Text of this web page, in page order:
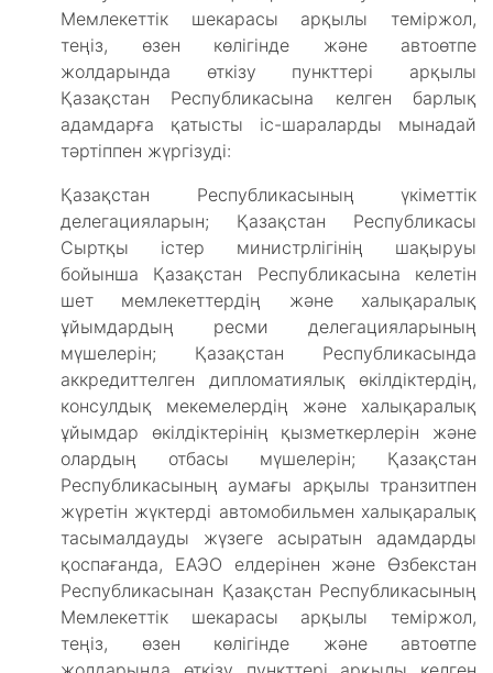
Мемлекеттік шекарасы арқылы теміржол,
теңіз, өзен көлігінде және автоөтпе
жолдарында өткізу пункттері арқылы
Қазақстан Республикасына келген барлық
адамдарға қатысты іс-шараларды мынадай
тәртіппен жүргізуді:
Қазақстан Республикасының үкіметтік
делегацияларын; Қазақстан Республикасы
Сыртқы істер министрлігінің шақыруы
бойынша Қазақстан Республикасына келетін
шет мемлекеттердің және халықаралық
ұйымдардың ресми делегацияларының
мүшелерін; Қазақстан Республикасында
аккредиттелген дипломатиялық өкілдіктердің,
консулдық мекемелердің және халықаралық
ұйымдар өкілдіктерінің қызметкерлерін және
олардың отбасы мүшелерін; Қазақстан
Республикасының аумағы арқылы транзитпен
жүретін жүктерді автомобильмен халықаралық
тасымалдауды жүзеге асыратын адамдарды
қоспағанда, ЕАЭО елдерінен және Өзбекстан
Республикасынан Қазақстан Республикасының
Мемлекеттік шекарасы арқылы теміржол,
теңіз, өзен көлігінде және автоөтпе